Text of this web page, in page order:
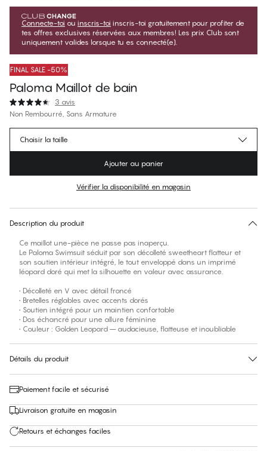
Connecte-toi ou inscris-toi inscris-toi gratuitement pour profiter de
tes offres exclusives réservées aux membres! Les prix Club sont
uniquement valides lorsque tu es connecté(e).
FINAL SALE -50%
Paloma Maillot de bain
3 avis
Non Rembourré, Sans Armature
$124.99Prix régulier
Pas de taille suggérée pour cet article
Choisir la taille
Ajouter au panier
Vérifier la disponibilité en magasin
Description du produit
Ce maillot une-pièce ne passe pas inaperçu.
Le Paloma Swimsuit séduit par son décolleté sweetheart flatteur et
son soutien intérieur intégré, le tout enveloppé dans un imprimé
léopard doré qui met la silhouette en valeur avec assurance.
• Décolleté en V avec détail froncé
• Bretelles réglables avec accents dorés
• Soutien intégré pour un maintien confortable
• Dos échancré pour une allure féminine
• Couleur : Golden Leopard – audacieuse, flatteuse et inoubliable
Détails du produit
Paiement facile et sécurisé
Livraison gratuite en magasin
Retours et échanges faciles